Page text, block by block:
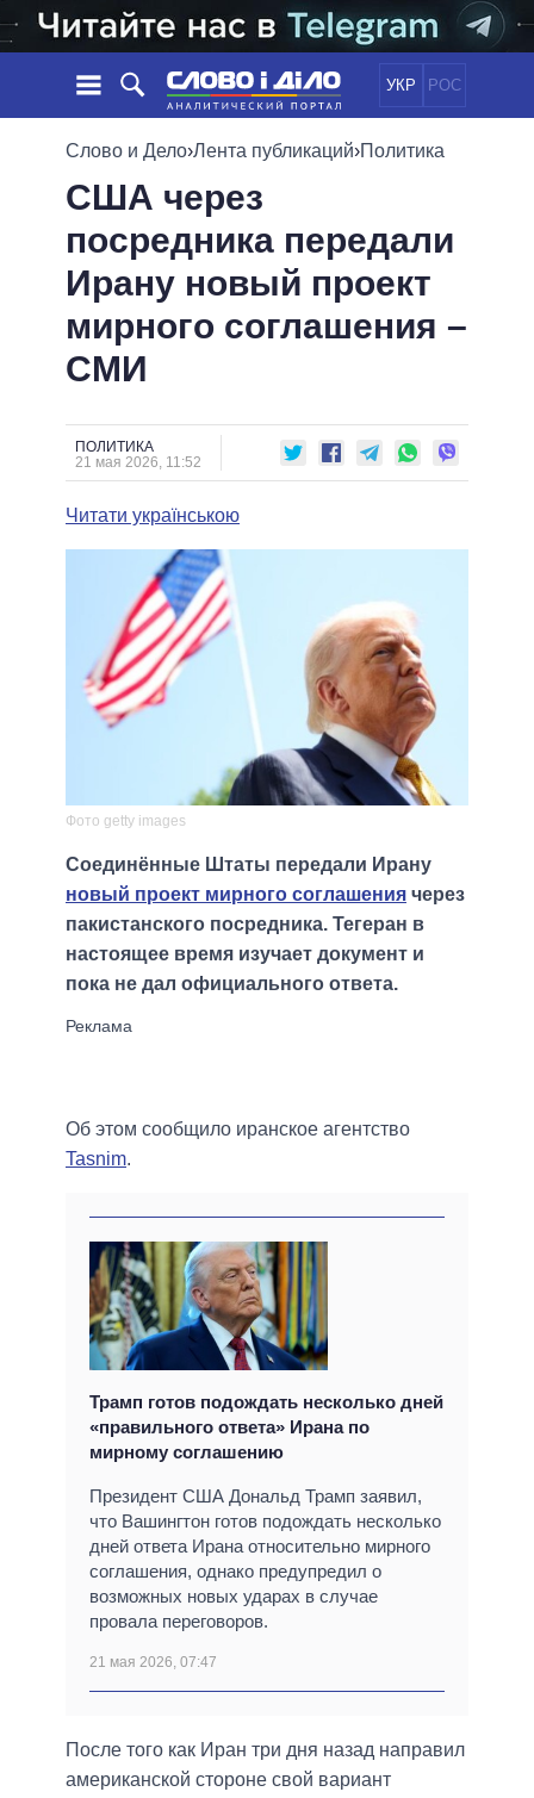
УКР РОС
НОВОСТИ
ЛЕНТА
СОБЫТИЯ
СТАТЬИ
МНЕНИЯ
ОБЗОРЫ
ДАЙДЖЕСТЫ
ЭКОНОМИКА
ОБЩЕСТВО
ОБЕЩАНИЯ
ПОЛИТИКИ
ВСЕ ПОЛИТИКИ
ПРЕЗИДЕНТ И ОФИС
ВЕРХОВНАЯ РАДА
ГЛАВЫ ОБЛАДМИНИСТРАЦИЙ
МЭРЫ
ВСЕ ПЕРСОНЫ
ИНФОГРАФИКА
СРАВНЕНИЕ ПОЛИТИКОВ
Слово и Дело›Лента публикаций›Политика
США через
посредника передали
Ирану новый проект
мирного соглашения –
СМИ
ПОЛИТИКА
21 мая 2026, 11:52
Читати українською
Фото getty images
Соединённые Штаты передали Ирану
новый проект мирного соглашения через
пакистанского посредника. Тегеран в
настоящее время изучает документ и
пока не дал официального ответа.
Об этом сообщило иранское агентство
Tasnim.
Трамп готов подождать несколько дней
«правильного ответа» Ирана по
мирному соглашению
Президент США Дональд Трамп заявил,
что Вашингтон готов подождать несколько
дней ответа Ирана относительно мирного
соглашения, однако предупредил о
возможных новых ударах в случае
провала переговоров.
21 мая 2026, 07:47
После того как Иран три дня назад направил
американской стороне свой вариант